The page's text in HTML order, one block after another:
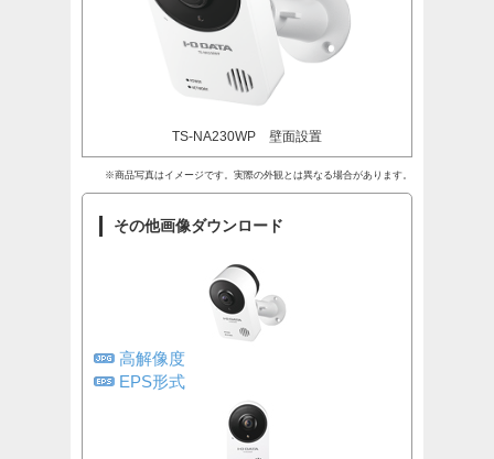
TS-NA230WP 壁面設置
※商品写真はイメージです。実際の外観とは異なる場合があります。
その他画像ダウンロード
高解像度
EPS形式